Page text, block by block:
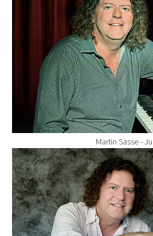
Martin Sasse -
Show larger version for: